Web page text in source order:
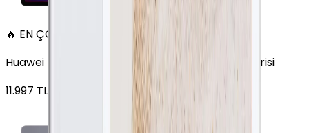
🔥 EN ÇOK SATAN
Huawei MatePad 11.5 128 GB 11.5 inç Wi-Fi Uzay Grisi
11.997 TL'den başlayan fiyatlar